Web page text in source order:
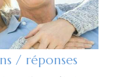
/ réponses